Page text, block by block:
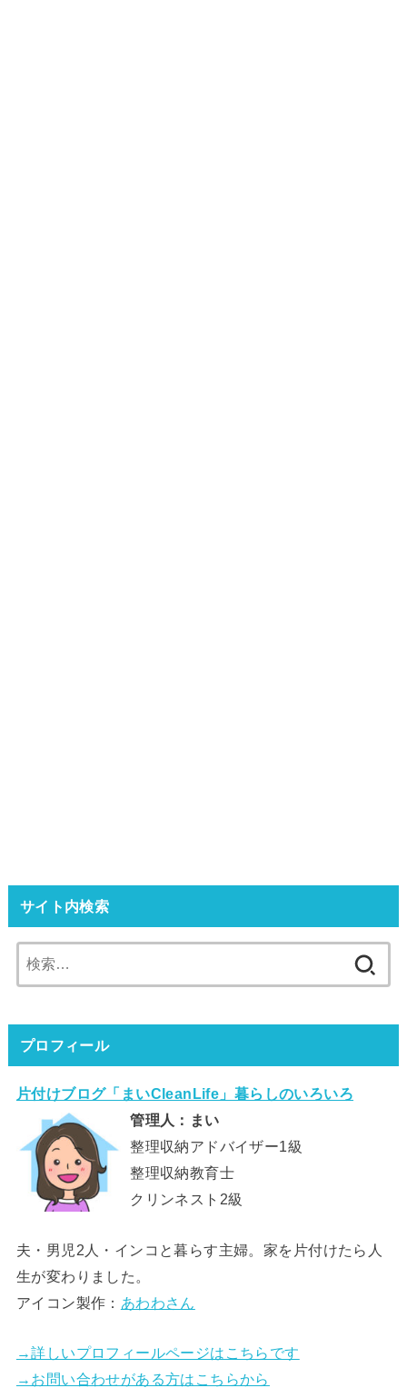
サイト内検索
索:
プロフィール
片付けブログ「まいCleanLife」暮らしのいろいろ
管理人：まい
整理収納アドバイザー1級
整理収納教育士
クリンネスト2級
夫・男児2人・インコと暮らす主婦。家を片付けたら人
生が変わりました。
アイコン製作： あわわさん
→詳しいプロフィールページはこちらです
→お問い合わせがある方はこちらから